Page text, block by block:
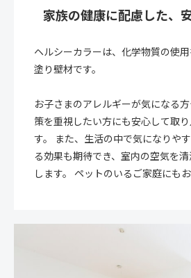
家族の健康に配慮した、
ヘルシーカラーは、化学物質の使
塗り壁材です。
お子さまのアレルギーが気になる
策を重視したい方にも安心して取
す。 また、生活の中で気になりや
る効果も期待でき、室内の空気を
します。 ペットのいるご家庭にもお